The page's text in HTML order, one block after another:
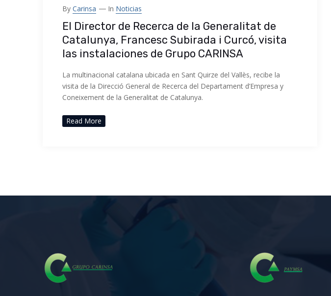
By Carinsa In Noticias
El Director de Recerca de la Generalitat de
Catalunya, Francesc Subirada i Curcó, visita
las instalaciones de Grupo CARINSA
La multinacional catalana ubicada en Sant Quirze del Vallès, recibe la
visita de la Direcció General de Recerca del Departament d’Empresa y
Coneixement de la Generalitat de Catalunya.
Read More